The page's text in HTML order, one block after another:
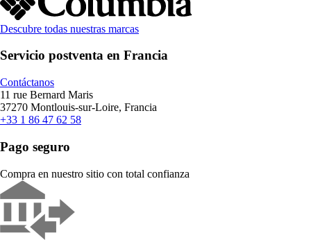
Descubre todas nuestras marcas
Servicio postventa en Francia
Contáctanos
11 rue Bernard Maris
37270 Montlouis-sur-Loire, Francia
+33 1 86 47 62 58
Pago seguro
Compra en nuestro sitio con total confianza